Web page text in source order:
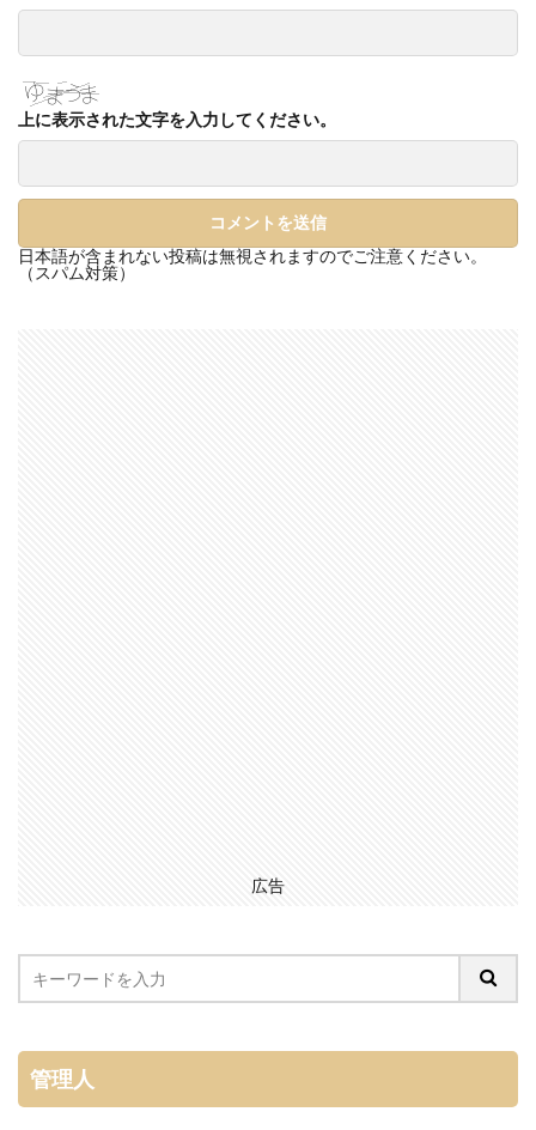
上に表示された文字を入力してください。
日本語が含まれない投稿は無視されますのでご注意ください。
（スパム対策）
広告
管理人